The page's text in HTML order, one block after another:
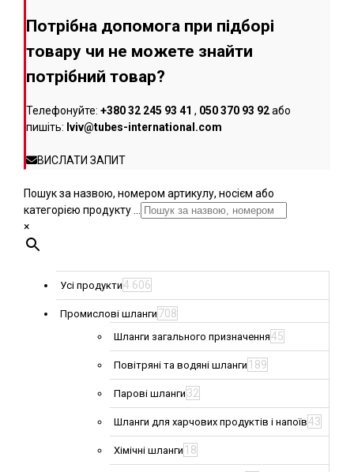
Потрібна допомога при підборі
товару чи не можете знайти
потрібний товар?
Телефонуйте: +380 32 245 93 41 , 050 370 93 92або
пишіть: lviv@tubes-international.com
ВИСЛАТИ ЗАПИТ
Пошук за назвою, номером артикулу, носієм або
категорією продукту ...
×
Усі продукти4 606
Промислові шланги 708
Шланги загального призначення45
Повітряні та водяні шланги 189
Парові шланги 32
Шланги для харчових продуктів і напоїв43
Хімічні шланги 18